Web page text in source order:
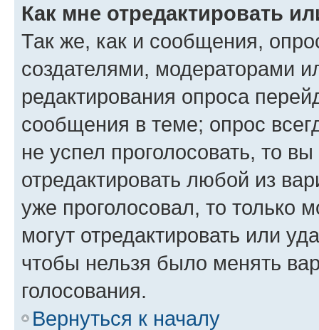
Как мне отредактировать
Так же, как и сообщения,
создателями, модераторами
редактирования опроса
сообщения в теме; опрос
не успел проголосовать, то
отредактировать любой из
уже проголосовал, то только
могут отредактировать или
чтобы нельзя было менять
голосования.
Вернуться к началу